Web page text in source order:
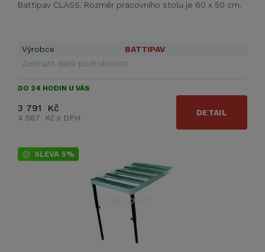
Battipav CLASS. Rozměr pracovního stolu je 60 x 50 cm.
Výrobce
BATTIPAV
Zobrazit další podrobnosti
DO 24 HODIN U VÁS
3 791 Kč
4 587 Kč s DPH
DETAIL
SLEVA 5%